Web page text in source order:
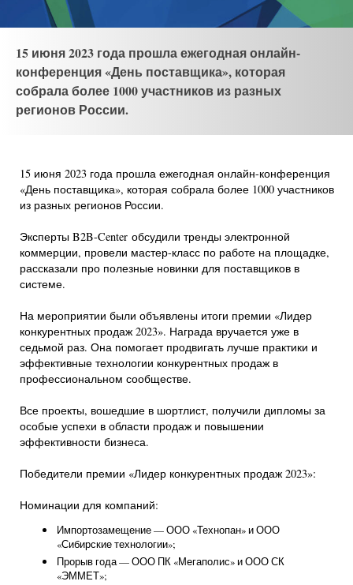
15 июня 2023 года прошла ежегодная онлайн-
конференция «День поставщика», которая
собрала более 1000 участников из разных
регионов России.
15 июня 2023 года прошла ежегодная онлайн-конференция
«День поставщика», которая собрала более 1000 участников
из разных регионов России.
Эксперты B2B-Center обсудили тренды электронной
коммерции, провели мастер-класс по работе на площадке,
рассказали про полезные новинки для поставщиков в
системе.
На мероприятии были объявлены итоги премии «Лидер
конкурентных продаж 2023». Награда вручается уже в
седьмой раз. Она помогает продвигать лучше практики и
эффективные технологии конкурентных продаж в
профессиональном сообществе.
Все проекты, вошедшие в шортлист, получили дипломы за
особые успехи в области продаж и повышении
эффективности бизнеса.
Победители премии «Лидер конкурентных продаж 2023»:
Номинации для компаний:
Импортозамещение — ООО «Технопан» и ООО
«Сибирские технологии»;
Прорыв года — ООО ПК «Мегаполис» и ООО СК
«ЭММЕТ»;